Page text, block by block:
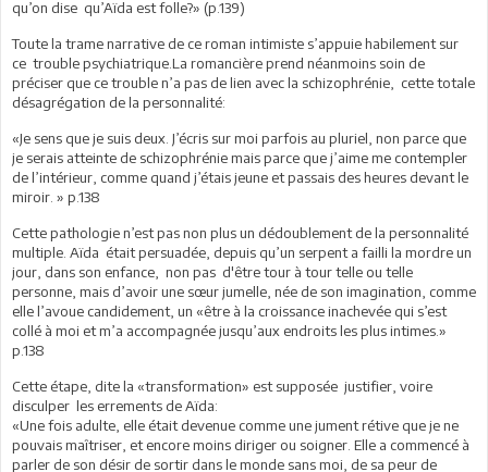
qu’on dise qu’Aïda est folle?» (p.139)
Toute la trame narrative de ce roman intimiste s’appuie habilement sur
ce trouble psychiatrique.La romancière prend néanmoins soin de
préciser que ce trouble n’a pas de lien avec la schizophrénie, cette totale
désagrégation de la personnalité:
«Je sens que je suis deux. J’écris sur moi parfois au pluriel, non parce que
je serais atteinte de schizophrénie mais parce que j’aime me contempler
de l’intérieur, comme quand j’étais jeune et passais des heures devant le
miroir. » p.138
Cette pathologie n’est pas non plus un dédoublement de la personnalité
multiple. Aïda était persuadée, depuis qu’un serpent a failli la mordre un
jour, dans son enfance, non pas d'être tour à tour telle ou telle
personne, mais d’avoir une sœur jumelle, née de son imagination, comme
elle l’avoue candidement, un «être à la croissance inachevée qui s’est
collé à moi et m’a accompagnée jusqu’aux endroits les plus intimes.»
p.138
Cette étape, dite la «transformation» est supposée justifier, voire
disculper les errements de Aïda:
«Une fois adulte, elle était devenue comme une jument rétive que je ne
pouvais maîtriser, et encore moins diriger ou soigner. Elle a commencé à
parler de son désir de sortir dans le monde sans moi, de sa peur de